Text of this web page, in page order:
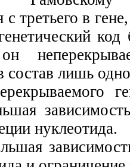
третьего в
состав лишь
нуклеотида.